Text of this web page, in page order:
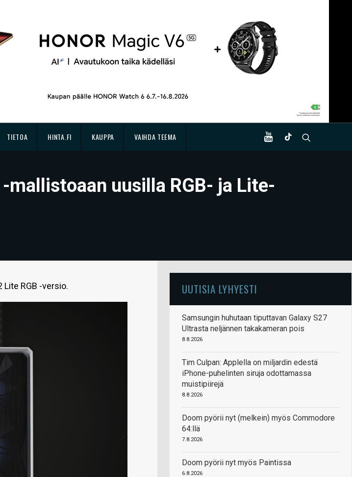
TIETOA HINTA.FI KAUPPA VAIHDA TEEMA
uusilla RGB- ja Lite-
RGB -versio. UUTISIA LYHYESTI
Samsungin huhutaan tiputtavan Galaxy S27
Ultrasta neljännen takakameran pois
8.8.2026
Tim Culpan: Applella on miljardin edestä
iPhone-puhelinten siruja odottamassa
muistipiirejä
8.8.2026
Doom pyörii nyt (melkein) myös Commodore
64:llä
7.8.2026
Doom pyörii nyt myös Paintissa
6.8.2026